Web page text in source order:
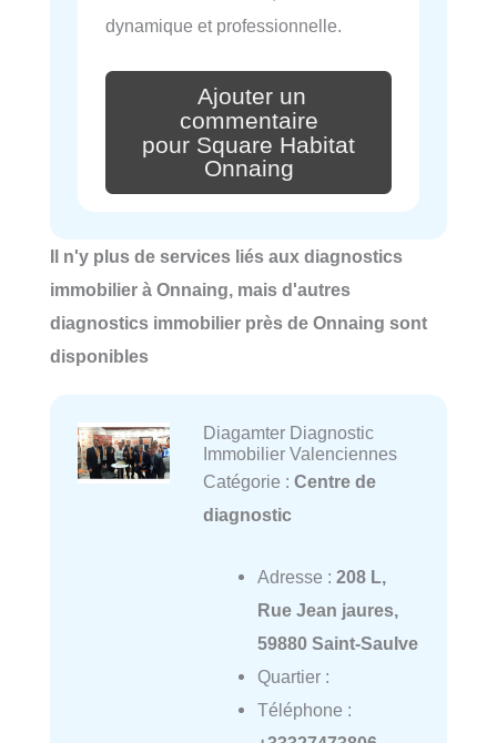
dynamique et professionnelle.
Ajouter un
commentaire
pour Square Habitat
Onnaing
Il n'y plus de services liés aux diagnostics
immobilier à Onnaing, mais d'autres
diagnostics immobilier près de Onnaing sont
disponibles
Diagamter Diagnostic
Immobilier Valenciennes
Catégorie : Centre de
diagnostic
Adresse : 208 L,
Rue Jean jaures,
59880 Saint-Saulve
Quartier :
Téléphone :